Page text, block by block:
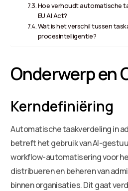
Hoe verhoudt automatische
EU AI Act?
Wat is het verschil tussen
procesintelligentie?
Onderwerp en
Kerndefiniëring
Automatische taakverdeling in
betreft het gebruik van AI-
workflow-automatisering voor
distribueren en beheren van
binnen organisaties. Dit gaat